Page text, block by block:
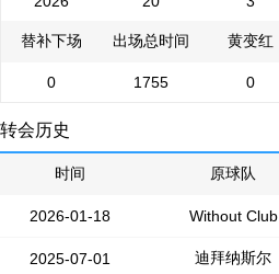
替补下场 出场总时间 黄变红
0 1755 0
转会历史
时间 原球队
2026-01-18 Without Club
2025-07-01 迪拜纳斯尔